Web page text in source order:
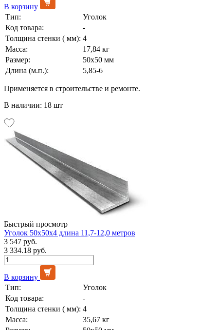
В корзину
Тип:
Уголок
Код товара:
-
Толщина стенки ( мм): 4
Масса:
17,84 кг
Размер:
50х50 мм
Длина (м.п.):
5,85-6
Применяется в строительстве и ремонте.
В наличии: 18 шт
Быстрый просмотр
Уголок 50х50х4 длина 11,7-12,0 метров
3 547 руб.
3 334.18 руб.
В корзину
Тип:
Уголок
Код товара:
-
Толщина стенки ( мм): 4
Масса:
35,67 кг